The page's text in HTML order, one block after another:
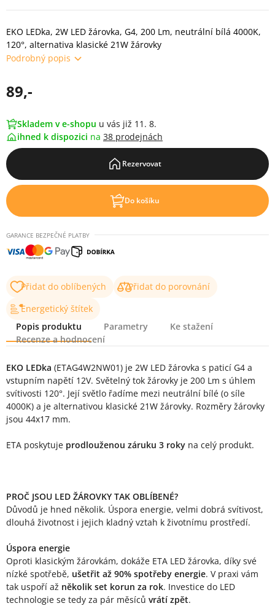
EKO LEDka, 2W LED žárovka, G4, 200 Lm, neutrální bílá 4000K,
120°, alternativa klasické 21W žárovky
Podrobný popis
89,-
Skladem v e-shopu u vás již 11. 8.
ihned k dispozici na 38 prodejnách
Rezervovat
Do košíku
GARANCE BEZPEČNÉ PLATBY
Přidat do oblíbených
Přidat do porovnání
Energetický štítek
Popis produktu
Parametry
Ke stažení
Recenze a hodnocení
Popis produktu
EKO LEDka (ETAG4W2NW01) je 2W LED žárovka s paticí G4 a
vstupním napětí 12V. Světelný tok žárovky je 200 Lm s úhlem
svítivosti 120°. Její světlo řadíme mezi neutrální bílé (o síle
4000K) a je alternativou klasické 21W žárovky. Rozměry žárovky
jsou 44x17 mm.
ETA poskytuje prodlouženou záruku 3 roky na celý produkt.
PROČ JSOU LED ŽÁROVKY TAK OBLÍBENÉ?
Důvodů je hned několik. Úspora energie, velmi dobrá svítivost,
dlouhá životnost i jejich kladný vztah k životnímu prostředí.
Úspora energie
Oproti klasickým žárovkám, dokáže ETA LED žárovka, díky své
nízké spotřebě, ušetřit až 90% spotřeby energie. V praxi vám
tak uspoří až několik set korun za rok. Investice do LED
technologie se tedy za pár měsíců vrátí zpět.